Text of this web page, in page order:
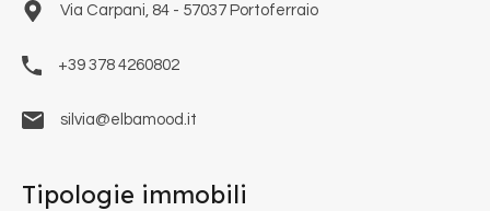
Via Carpani, 84 - 57037 Portoferraio
+39 378 4260802
silvia@elbamood.it
Tipologie immobili